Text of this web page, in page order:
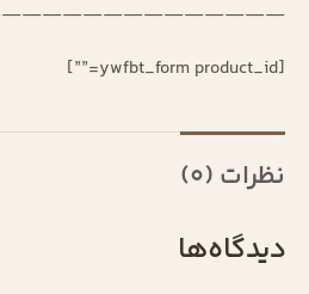
[ywfbt_form product_id=””]
نظرات (0)
دیدگاه‌ها